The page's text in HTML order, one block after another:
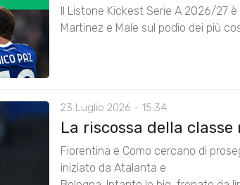
Il Listone Kickest Serie A 2026/27
Martinez e Male sul podio dei più
23 Luglio 2026 - 15:34
La riscossa della classe
Fiorentina e Como cercano di
iniziato da Atalanta e